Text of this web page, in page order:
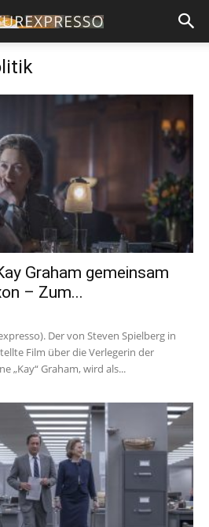
Graham gemeinsam
– Zum...
Der von Steven Spielberg in
Film über die Verlegerin der
„Kay“ Graham, wird als...